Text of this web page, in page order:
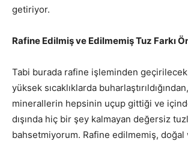
getiriyor.
Rafine Edilmiş ve Edilmemiş Tuz Farkı
Tabi burada rafine işleminden
yüksek sıcaklıklarda
minerallerin hepsinin uçup gittiği ve
dışında hiç bir şey kalmayan değersiz
bahsetmiyorum. Rafine edilmemiş, doğal